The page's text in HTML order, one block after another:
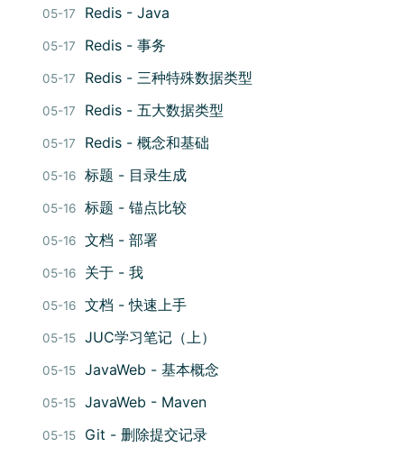
05-17 Redis - Java
05-17 Redis - 事务
05-17 Redis - 三种特殊数据类型
05-17 Redis - 五大数据类型
05-17 Redis - 概念和基础
05-16 标题 - 目录生成
05-16 标题 - 锚点比较
05-16 文档 - 部署
05-16 关于 - 我
05-16 文档 - 快速上手
05-15 JUC学习笔记（上）
05-15 JavaWeb - 基本概念
05-15 JavaWeb - Maven
05-15 Git - 删除提交记录